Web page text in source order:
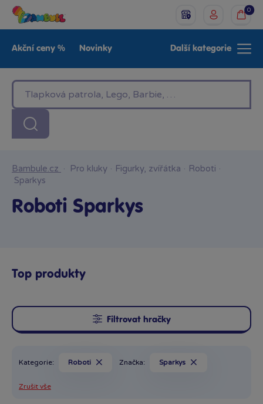
0
Akční ceny % Novinky
LEGO®
Baby Značky
Další kategorie
Bambule.cz · Pro kluky · Figurky, zvířátka · Roboti ·
Sparkys
Roboti Sparkys
Top produkty
Filtrovat hračky
Kategorie: Roboti Značka: Sparkys
Zrušit vše